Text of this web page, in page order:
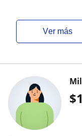
ver más
$